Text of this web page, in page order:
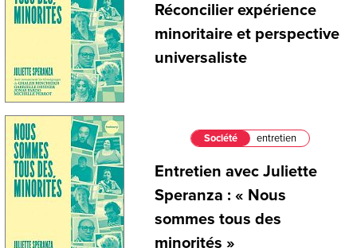
Réconcilier expérience
minoritaire et perspective
universaliste
Société entretien
Entretien avec Juliette
Speranza : « Nous
sommes tous des
minorités »